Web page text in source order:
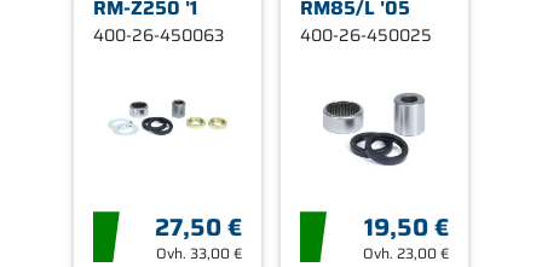
RM-Z250 '1
400-26-450063
27,50 €
Ovh. 33,00 €
RM85/L '05
400-26-450025
19,50 €
Ovh.23,00 €